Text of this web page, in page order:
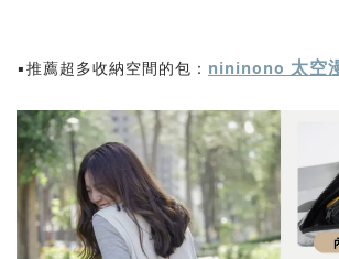
▪️推薦超多收納空間的包： nininono 太空